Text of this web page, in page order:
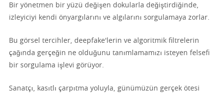
Bir yönetmen bir yüzü değişen dokularla değiştirdiğinde,
izleyiciyi kendi önyargılarını ve algılarını sorgulamaya zorlar.
Bu görsel tercihler, deepfake'lerin ve algoritmik filtrelerin
çağında gerçeğin ne olduğunu tanımlamamızı isteyen felsefi
bir sorgulama işlevi görüyor.
Sanatçı, kasıtlı çarpıtma yoluyla, günümüzün gerçek ötesi